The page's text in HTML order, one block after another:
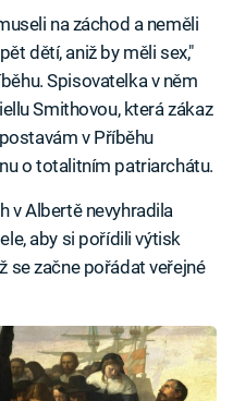
na záchod a neměli
dětí, aniž by měli sex,"
Spisovatelka v něm
Smithovou, která zákaz
v Příběhu
o totalitním patriarchátu.
v Albertě nevyhradila
aby si pořídili výtisk
se začne pořádat veřejné